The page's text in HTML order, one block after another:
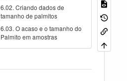
6.02. Criando dados de
tamanho de palmitos
6.03. O acaso e o tamanho do
Palmito em amostras